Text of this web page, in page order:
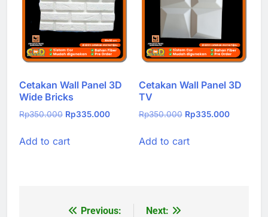
Cetakan Wall Panel 3D
Wide Bricks
Rp350.000 Original
was:
Rp335.000Current
Add to cart
Cetakan Wall Panel 3D
TV
Rp350.000 Original
was:
Rp335.000Current
Add to cart
Previous:
Next: